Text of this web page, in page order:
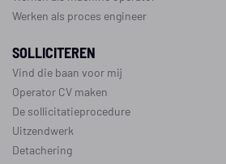
Werken als proces engineer
SOLLICITEREN
Vind die baan voor mij
Operator CV maken
De sollicitatieprocedure
Uitzendwerk
Detachering